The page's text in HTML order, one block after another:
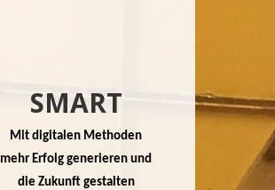
SMART
Mit digitalen Methoden
mehr Erfolg generieren und
die Zukunft gestalten